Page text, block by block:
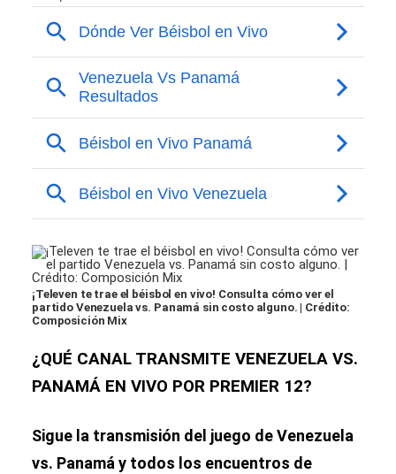
¡Televen te trae el béisbol en vivo! Consulta cómo ver el
partido Venezuela vs. Panamá sin costo alguno. | Crédito:
Composición Mix
¿QUÉ CANAL TRANSMITE VENEZUELA VS.
PANAMÁ EN VIVO POR PREMIER 12?
Sigue la transmisión del juego de Venezuela
vs. Panamá y todos los encuentros de